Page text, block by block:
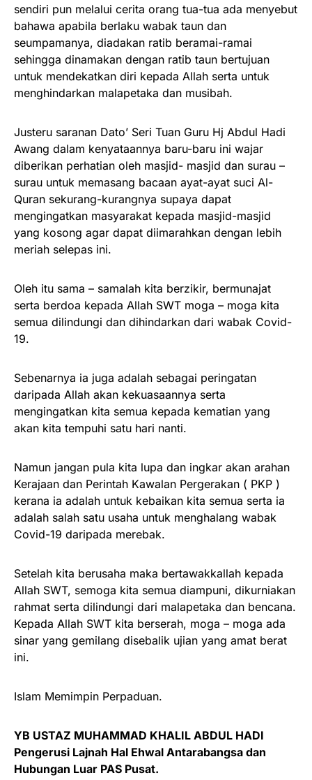
sendiri pun melalui cerita orang tua-tua ada menyebut
bahawa apabila berlaku wabak taun dan
seumpamanya, diadakan ratib beramai-ramai
sehingga dinamakan dengan ratib taun bertujuan
untuk mendekatkan diri kepada Allah serta untuk
menghindarkan malapetaka dan musibah.
Justeru saranan Dato’ Seri Tuan Guru Hj Abdul Hadi
Awang dalam kenyataannya baru-baru ini wajar
diberikan perhatian oleh masjid- masjid dan surau –
surau untuk memasang bacaan ayat-ayat suci Al-
Quran sekurang-kurangnya supaya dapat
mengingatkan masyarakat kepada masjid-masjid
yang kosong agar dapat diimarahkan dengan lebih
meriah selepas ini.
Oleh itu sama – samalah kita berzikir, bermunajat
serta berdoa kepada Allah SWT moga – moga kita
semua dilindungi dan dihindarkan dari wabak Covid-
19.
Sebenarnya ia juga adalah sebagai peringatan
daripada Allah akan kekuasaannya serta
mengingatkan kita semua kepada kematian yang
akan kita tempuhi satu hari nanti.
Namun jangan pula kita lupa dan ingkar akan arahan
Kerajaan dan Perintah Kawalan Pergerakan ( PKP )
kerana ia adalah untuk kebaikan kita semua serta ia
adalah salah satu usaha untuk menghalang wabak
Covid-19 daripada merebak.
Setelah kita berusaha maka bertawakkallah kepada
Allah SWT, semoga kita semua diampuni, dikurniakan
rahmat serta dilindungi dari malapetaka dan bencana.
Kepada Allah SWT kita berserah, moga – moga ada
sinar yang gemilang disebalik ujian yang amat berat
ini.
Islam Memimpin Perpaduan.
YB USTAZ MUHAMMAD KHALIL ABDUL HADI
Pengerusi Lajnah Hal Ehwal Antarabangsa dan
Hubungan Luar PAS Pusat.